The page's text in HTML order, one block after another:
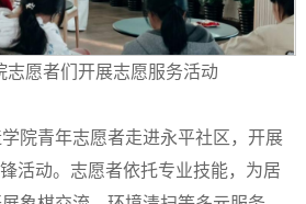
志愿者们开展志愿服务活动
院青年志愿者走进永平社区，开展
活动。志愿者依托专业技能，为居